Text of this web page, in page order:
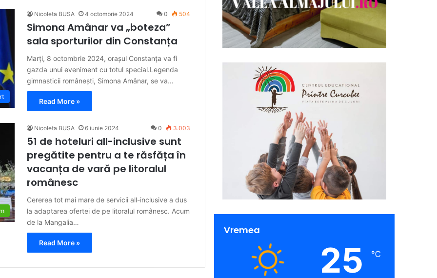
Nicoleta BUSA 4 octombrie 2024 0 504
Simona Amânar va „boteza”
sala sporturilor din Constanța
Marți, 8 octombrie 2024, orașul Constanța va fi
gazda unui eveniment cu totul special.Legenda
gimnasticii românești, Simona Amânar, se va…
Read More »
Nicoleta BUSA 6 iunie 2024 0 3.003
51 de hoteluri all-inclusive sunt
pregătite pentru a te răsfăța în
vacanța de vară pe litoralul
românesc
Cererea tot mai mare de servicii all-inclusive a dus
la adaptarea ofertei de pe litoralul românesc. Acum
de la Mangalia…
Read More »
Vremea
25 ℃